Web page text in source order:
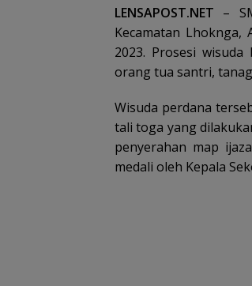
LENSAPOST.NET –
Kecamatan Lhoknga,
2023. Prosesi
orang tua santri,
Wisuda perdana
tali toga yang
penyerahan map
medali oleh Kepala